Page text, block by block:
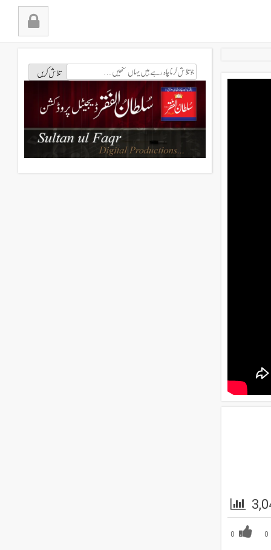
تلاش
کرنا
رہے
یہاں
لکھیں
0 0